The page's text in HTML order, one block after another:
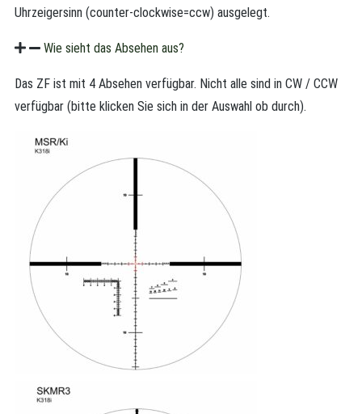
Uhrzeigersinn (counter-clockwise=ccw) ausgelegt.
Wie sieht das Absehen aus?
Das ZF ist mit 4 Absehen verfügbar. Nicht alle sind in CW / CCW
verfügbar (bitte klicken Sie sich in der Auswahl ob durch).